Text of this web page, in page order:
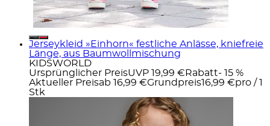
Jerseykleid »Einhorn« festliche Anlässe, kniefreie
Länge, aus Baumwollmischung
KIDSWORLD
Ursprünglicher PreisUVP 19,99 € Rabatt- 15 %
Aktueller Preisab 16,99 €Grundpreis16,99 €pro / 1
Stk